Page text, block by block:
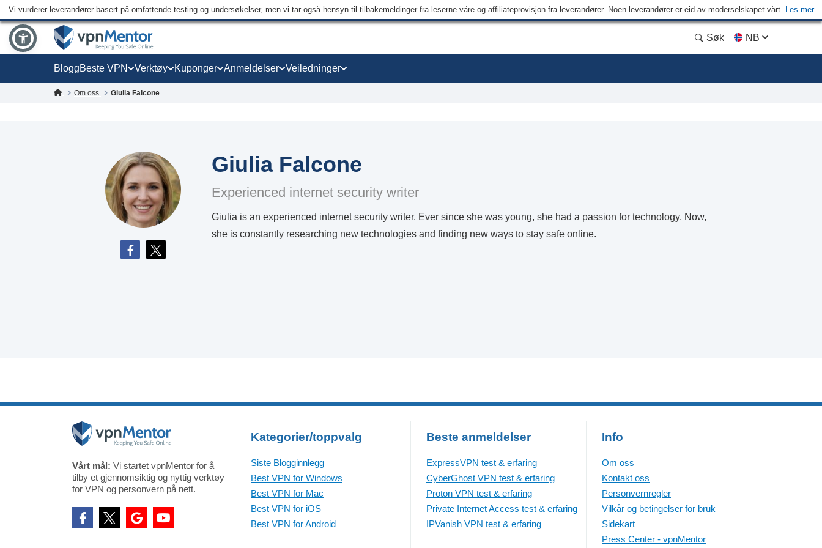
Vi vurderer leverandører basert på omfattende testing og undersøkelser, men vi tar også hensyn til tilbakemeldinger fra leserne våre og affiliateprovisjon fra leverandører. Noen leverandører er eid av moderselskapet vårt. Les mer
Søk NB
BloggBeste VPN Verktøy Kuponger Anmeldelser Veiledninger
Om oss Giulia Falcone
Giulia Falcone
Experienced internet security writer
Giulia is an experienced internet security writer. Ever since she was young, she had a passion for technology. Now,
she is constantly researching new technologies and finding new ways to stay safe online.
Vårt mål: Vi startet vpnMentor for å
tilby et gjennomsiktig og nyttig verktøy
for VPN og personvern på nett.
Kategorier/toppvalg
Siste Blogginnlegg
Best VPN for Windows
Best VPN for Mac
Best VPN for iOS
Best VPN for Android
Beste anmeldelser
ExpressVPN test & erfaring
CyberGhost VPN test & erfaring
Proton VPN test & erfaring
Private Internet Access test & erfaring
IPVanish VPN test & erfaring
Info
Om oss
Kontakt oss
Personvernregler
Vilkår og betingelser for bruk
Sidekart
Press Center - vpnMentor